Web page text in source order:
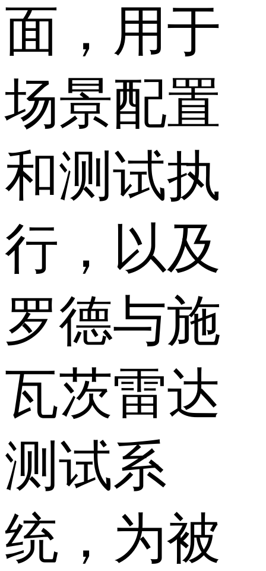
面，用于
场景配置
和测试执
行，以及
罗德与施
瓦茨雷达
测试系
统，为被